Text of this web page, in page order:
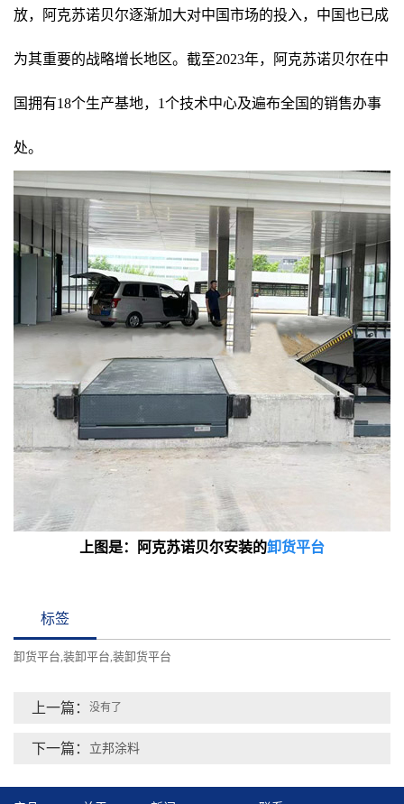
放，阿克苏诺贝尔逐渐加大对中国市场的投入，中国也已成
为其重要的战略增长地区。截至2023年，阿克苏诺贝尔在中
国拥有18个生产基地，1个技术中心及遍布全国的销售办事
处。
上图是： 阿克苏诺贝尔安装的卸货平台
标签
卸货平台,装卸平台,装卸货平台
上一篇： 没有了
下一篇： 立邦涂料